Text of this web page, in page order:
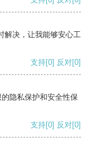
解决，让我能够安心工
支持[0] 反对[0]
隐私保护和安全性保
支持[0] 反对[0]